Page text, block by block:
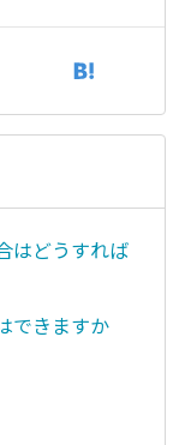
はどうすれば
できますか